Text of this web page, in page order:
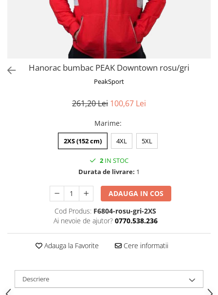
Hanorac bumbac PEAK Downtown rosu/gri
PeakSport
261,20 Lei 100,67 Lei
Marime:
2XS (152 cm) 4XL 5XL
2 IN STOC
Durata de livrare: 1
ADAUGA IN COS
Cod Produs: F6804-rosu-gri-2XS
Ai nevoie de ajutor? 0770.538.236
Adauga la Favorite Cere informatii
Descriere